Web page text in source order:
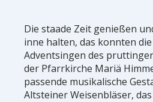
Die staade Zeit genießen
inne halten, das konnten
Adventsingen des
der Pfarrkirche Mariä
passende musikalische
Altsteiner Weisenbläser,